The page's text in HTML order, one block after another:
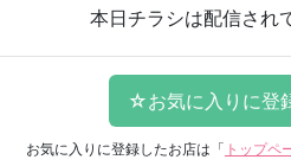
本日チラシは配信され
お気に入りに登録したお店は 「 トップペ